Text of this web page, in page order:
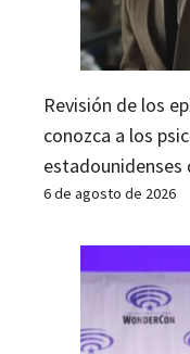
Revisión de los
conozca a los
6 de agosto de 2026